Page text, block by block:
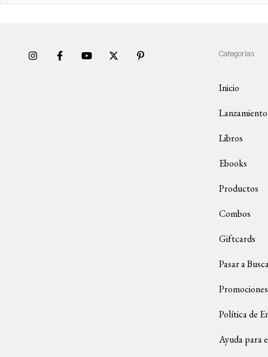
Categorías
Inicio
Lanzamiento
Libros
Ebooks
Productos
Combos
Giftcards
Pasar a
Promociones
Política de
Ayuda para